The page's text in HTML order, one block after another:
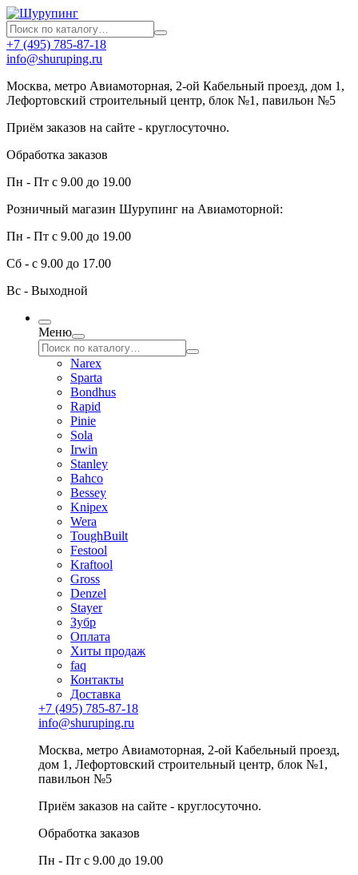
+7 (495) 785-87-18
info@shuruping.ru
Москва, метро Авиамоторная, 2-ой Кабельный проезд, дом 1,
Лефортовский строительный центр, блок №1, павильон №5
Приём заказов на сайте - круглосуточно.
Обработка заказов
Пн - Пт с 9.00 до 19.00
Розничный магазин Шурупинг на Авиамоторной:
Пн - Пт с 9.00 до 19.00
Сб - с 9.00 до 17.00
Вс - Выходной
Меню
Narex
Sparta
Bondhus
Rapid
Pinie
Sola
Irwin
Stanley
Bahco
Bessey
Knipex
Wera
ToughBuilt
Festool
Kraftool
Gross
Denzel
Stayer
Зубр
Оплата
Хиты продаж
faq
Контакты
Доставка
+7 (495) 785-87-18
info@shuruping.ru
Москва, метро Авиамоторная, 2-ой Кабельный проезд,
дом 1, Лефортовский строительный центр, блок №1,
павильон №5
Приём заказов на сайте - круглосуточно.
Обработка заказов
Пн - Пт с 9.00 до 19.00